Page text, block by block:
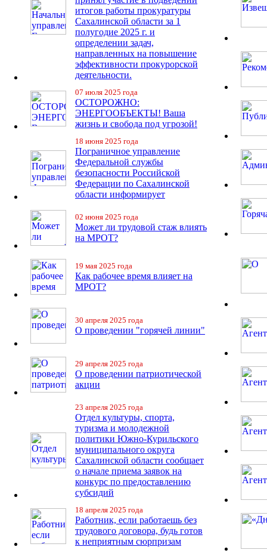
итогов работы прокуратуры
Сахалинской области за 1
полугодие 2025 г. и
определении задач,
направленных на повышение
эффективности прокурорской
деятельности.
07 июля 2025 года
ОСТОРОЖНО:
ЭНЕРГООБЪЕКТЫ! Ваша
жизнь и свобода под угрозой!
18 июня 2025 года
Пограничное управление
Федеральной службы
безопасности Российской
Федерации по Сахалинской
области информирует
02 июня 2025 года
Может ли трудовой стаж влиять
на МРОТ?
19 мая 2025 года
Как рабочее время влияет на
МРОТ?
30 апреля 2025 года
О проведении "горячей линии"
29 апреля 2025 года
О проведении патриотической
акции
23 апреля 2025 года
Отдел культуры, спорта,
туризма и молодежной
политики Южно-Курильского
муниципального округа
Сахалинской области сообщает
о начале приема заявок на
конкурс по предоставлению
субсидий
18 апреля 2025 года
Работник, если работаешь без
трудового договора, будь готов
к неприятным сюрпризам